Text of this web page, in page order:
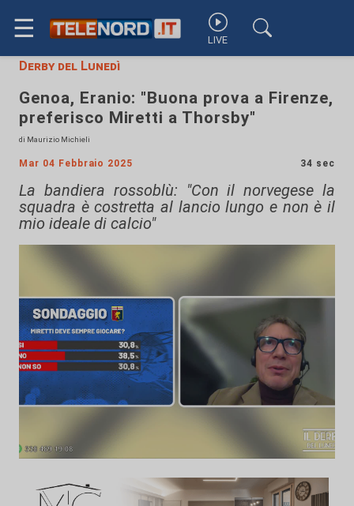
☰ LIVE
Derby del Lunedì
Genoa, Eranio: "Buona prova a Firenze,
preferisco Miretti a Thorsby"
di Maurizio Michieli
Mar 04 Febbraio 2025 34 sec
La bandiera rossoblù: "Con il norvegese la
squadra è costretta al lancio lungo e non è il
mio ideale di calcio"